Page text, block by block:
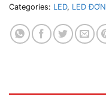
Categories: LED, LED ĐƠN